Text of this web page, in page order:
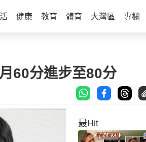
健康 教育 體育 大灣區 專欄
60分進步至80分
最Hit